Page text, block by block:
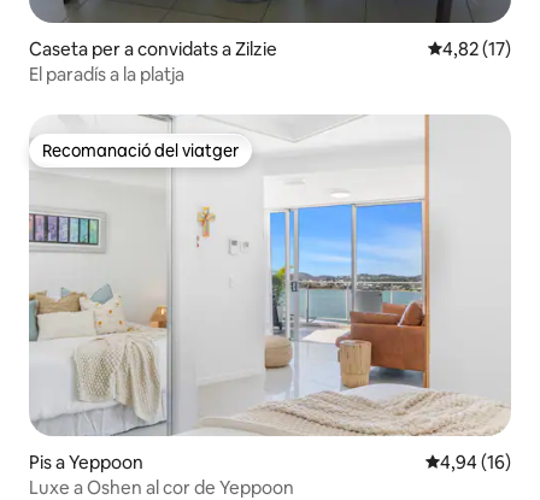
Caseta per a convidats a Zilzie 4,82 de
4,82 (17)
El paradís a la platja
Recomanació del viatger
Recomanació del viatger
Pis a Yeppoon 4,94 de
4,94 (16)
Luxe a Oshen al cor de Yeppoon